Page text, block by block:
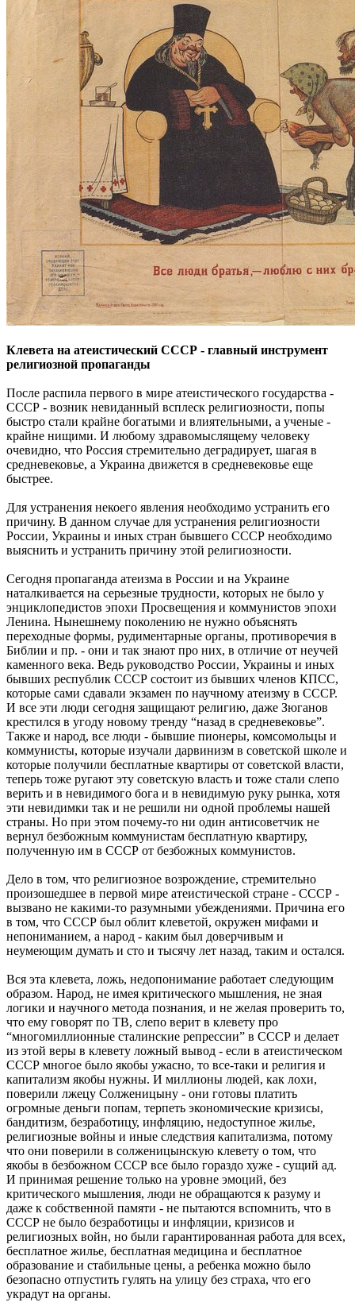
Клевета на атеистический СССР - главный инструмент
религиозной пропаганды
После распила первого в мире атеистического государства -
СССР - возник невиданный всплеск религиозности, попы
быстро стали крайне богатыми и влиятельными, а ученые -
крайне нищими. И любому здравомыслящему человеку
очевидно, что Россия стремительно деградирует, шагая в
средневековье, а Украина движется в средневековье еще
быстрее.
Для устранения некоего явления необходимо устранить его
причину. В данном случае для устранения религиозности
России, Украины и иных стран бывшего СССР необходимо
выяснить и устранить причину этой религиозности.
Сегодня пропаганда атеизма в России и на Украине
наталкивается на серьезные трудности, которых не было у
энциклопедистов эпохи Просвещения и коммунистов эпохи
Ленина. Нынешнему поколению не нужно объяснять
переходные формы, рудиментарные органы, противоречия в
Библии и пр. - они и так знают про них, в отличие от неучей
каменного века. Ведь руководство России, Украины и иных
бывших республик СССР состоит из бывших членов КПСС,
которые сами сдавали экзамен по научному атеизму в СССР.
И все эти люди сегодня защищают религию, даже Зюганов
крестился в угоду новому тренду “назад в средневековье”.
Также и народ, все люди - бывшие пионеры, комсомольцы и
коммунисты, которые изучали дарвинизм в советской школе и
которые получили бесплатные квартиры от советской власти,
теперь тоже ругают эту советскую власть и тоже стали слепо
верить и в невидимого бога и в невидимую руку рынка, хотя
эти невидимки так и не решили ни одной проблемы нашей
страны. Но при этом почему-то ни один антисоветчик не
вернул безбожным коммунистам бесплатную квартиру,
полученную им в СССР от безбожных коммунистов.
Дело в том, что религиозное возрождение, стремительно
произошедшее в первой мире атеистической стране - СССР -
вызвано не какими-то разумными убеждениями. Причина его
в том, что СССР был облит клеветой, окружен мифами и
непониманием, а народ - каким был доверчивым и
неумеющим думать и сто и тысячу лет назад, таким и остался.
Вся эта клевета, ложь, недопонимание работает следующим
образом. Народ, не имея критического мышления, не зная
логики и научного метода познания, и не желая проверить то,
что ему говорят по ТВ, слепо верит в клевету про
“многомиллионные сталинские репрессии” в СССР и делает
из этой веры в клевету ложный вывод - если в атеистическом
СССР многое было якобы ужасно, то все-таки и религия и
капитализм якобы нужны. И миллионы людей, как лохи,
поверили лжецу Солженицыну - они готовы платить
огромные деньги попам, терпеть экономические кризисы,
бандитизм, безработицу, инфляцию, недоступное жилье,
религиозные войны и иные следствия капитализма, потому
что они поверили в солженицынскую клевету о том, что
якобы в безбожном СССР все было гораздо хуже - сущий ад.
И принимая решение только на уровне эмоций, без
критического мышления, люди не обращаются к разуму и
даже к собственной памяти - не пытаются вспомнить, что в
СССР не было безработицы и инфляции, кризисов и
религиозных войн, но были гарантированная работа для всех,
бесплатное жилье, бесплатная медицина и бесплатное
образование и стабильные цены, а ребенка можно было
безопасно отпустить гулять на улицу без страха, что его
украдут на органы.